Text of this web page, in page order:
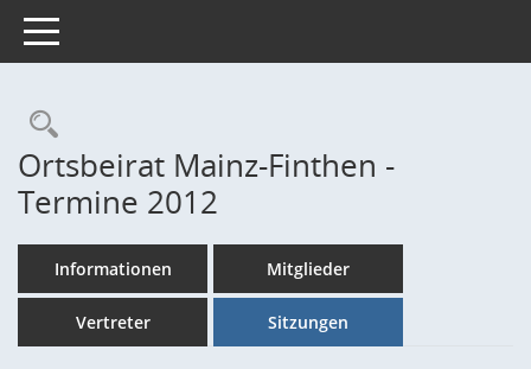
Toggle navigation
Rechercheauswahl
Ortsbeirat Mainz-Finthen -
Termine 2012
Informationen Mitglieder
Vertreter Sitzungen